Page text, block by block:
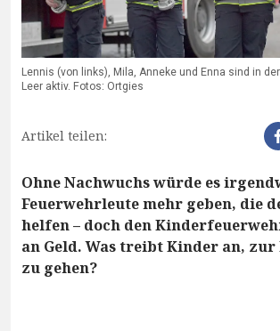
Lennis (von links), Mila, Anneke und Enna sind in
Leer aktiv. Fotos: Ortgies
Artikel teilen:
Ohne Nachwuchs würde es
Feuerwehrleute mehr geben, die
helfen – doch den
an Geld. Was treibt Kinder an, zur
zu gehen?